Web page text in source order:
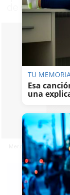
de sus padres
Mercedes Formica.
TU
Esa
una